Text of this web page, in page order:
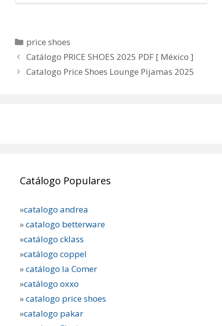
Categorías
price shoes
Catálogo PRICE SHOES 2025 PDF [ México ]
Catalogo Price Shoes Lounge Pijamas 2025
Catálogo Populares
»catalogo andrea
»catalogo betterware
»catálogo cklass
»catálogo coppel
»catálogo la Comer
»catálogo oxxo
»catalogo price shoes
»catalogo pakar